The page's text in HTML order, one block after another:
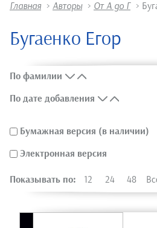
Главная > Авторы > От А до Г >
Бугаенко Егор
По фамилии
По дате добавления
Бумажная версия (в наличии)
Электронная версия
Показывать по: 12 24 48